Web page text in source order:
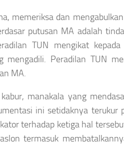
memeriksa dan
putusan MA adalah
TUN mengikat
mengadili. Peradilan TUN
MA.
manakala yang
ini setidaknya
terhadap ketiga hal
termasuk